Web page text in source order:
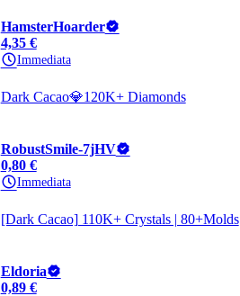
HamsterHoarder
4,35 €
Immediata
Dark Cacao💎120K+ Diamonds
RobustSmile-7jHV
0,80 €
Immediata
[Dark Cacao] 110K+ Crystals | 80+Molds
Eldoria
0,89 €